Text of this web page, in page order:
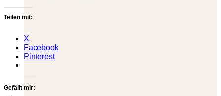
Teilen mit:
X
Facebook
Pinterest
Gefällt mir: